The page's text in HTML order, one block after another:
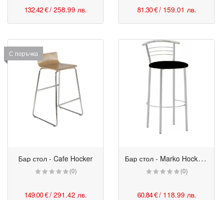
132.42 €/ 258.99 лв. 81.30 €/ 159.01 лв.
С поръчка
Бар стол - Cafe Hocker
(0)
149.00 €/ 291.42 лв.
Б
ар стол - Marko Hocker черен
(0)
60.84 €/ 118.99 лв.